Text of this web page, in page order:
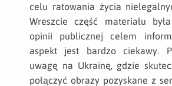
celu ratowania życia
Wreszcie część materiału
opinii publicznej celem
aspekt jest bardzo ciekawy.
uwagę na Ukrainę, gdzie
połączyć obrazy pozyskane z